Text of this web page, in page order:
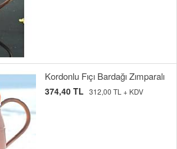
Kordonlu Fıçı Bardağı Zımparalı
374,40 TL 312,00 TL + KDV